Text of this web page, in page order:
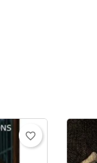
favorite_border